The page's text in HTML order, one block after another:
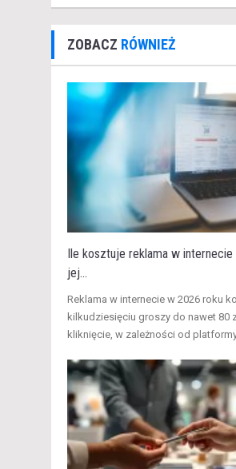
ZOBACZ RÓWNIEŻ
Ile kosztuje reklama w internecie
jej...
​Reklama w internecie w 2026 roku
kilkudziesięciu groszy do nawet 80
kliknięcie, w zależności od platformy